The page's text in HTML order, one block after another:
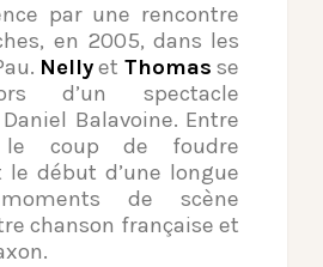
par une rencontre
en 2005, dans les
Nellyet Thomas se
d’un spectacle
Balavoine. Entre
le coup de foudre
le début d’une longue
de scène
chanson française et